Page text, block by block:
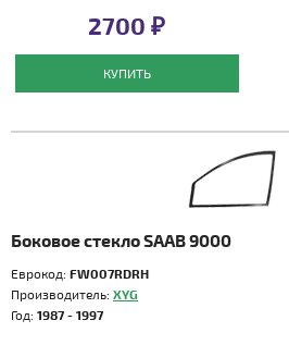
2700 ₽
КУПИТЬ
Боковое стекло SAAB 9000
Еврокод: FW007RDRH
Производитель: XYG
Год: 1987 - 1997